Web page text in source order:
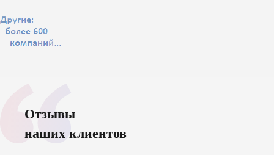
Отзывы
наших клиентов